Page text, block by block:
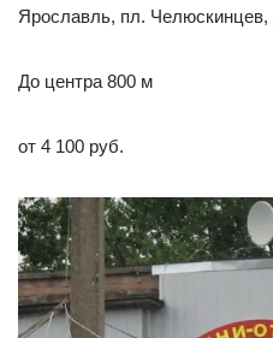
Ярославль, пл.
До центра 800 м
от 4 100 руб.